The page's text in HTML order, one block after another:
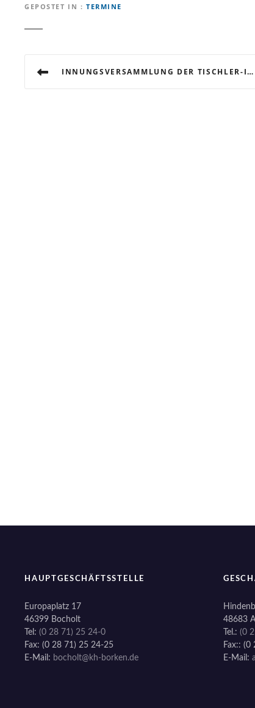
GEPOSTET IN TERMINE
INNUNGSVERSAMMLUNG DER TISCHLER-INNUNG BORKEN
HAUPTGESCHÄFTSSTELLE
Europaplatz 17
46399 Bocholt
Tel: (0 28 71) 25 24-0
Fax: (0 28 71) 25 24-25
E-Mail: bocholt@kh-borken.de
48683
Tel.: (0
Fax:: (0
E-Mail: